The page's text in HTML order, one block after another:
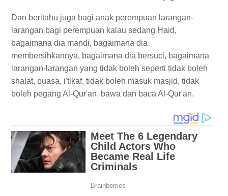
Dan beritahu juga bagi anak perempuan larangan-
larangan bagi perempuan kalau sedang Haid,
bagaimana dia mandi, bagaimana dia
membersihkannya, bagaimana dia bersuci, bagaimana
larangan-larangan yang tidak boleh seperti tidak boleh
shalat, puasa, i'tikaf, tidak boleh masuk masjid, tidak
boleh pegang Al-Qur'an, bawa dan baca Al-Qur'an.